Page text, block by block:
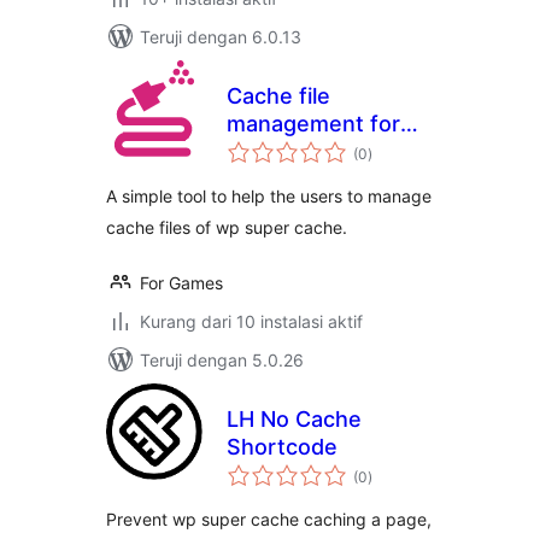
Teruji dengan 6.0.13
Cache file
management for
wp super cache
(0total
rating
)
A simple tool to help the users to manage
cache files of wp super cache.
For Games
Kurang dari 10 instalasi aktif
Teruji dengan 5.0.26
LH No Cache
Shortcode
(0total
rating
)
Prevent wp super cache caching a page,